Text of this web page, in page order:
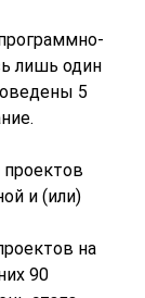
лишь один
5
проектов
и (или)
на
90